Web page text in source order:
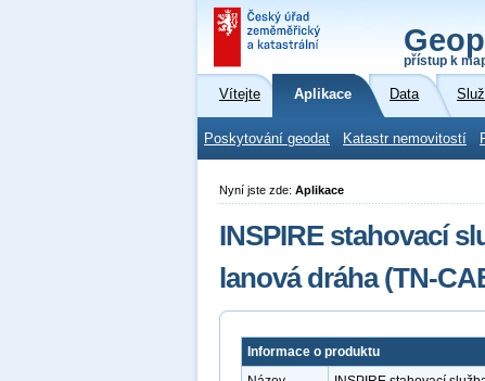
přístup k
Vítejte Aplikace Data
Poskytování geodat Katastr nemovitostí
Nyní jste zde: Aplikace
INSPIRE stahovací
lanová dráha (TN-
Informace o produktu